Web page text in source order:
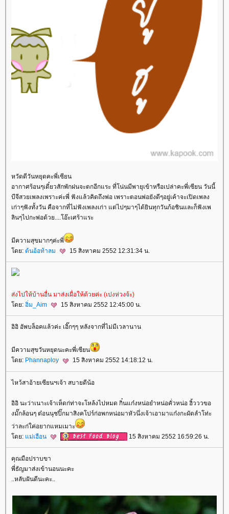
หวัดดีวันหยุดคะพี่เซียน
อากาศร้อนๆเดี๋ยวสักพักฝนจะตกอีกแระ ที่โน่นมีพายุเข้าหรือเปล่าคะพี่เซียน วันนี้
บีจีสวยเพลงเพราะค่ะพี่ ฟังแล้วคิดถึงพ่อ เพราะตอนพ่อยังดีๆอยู่เค้าจะเปิดเพลง
เก่าๆฟังทั้งวัน คือจากที่ไม่ฟังเพลงเก่า แต่ไปๆมาๆได้ยินทุกวันก้อชินและก็ฟังเพ
ลินๆไปกะพ่อด้วย....โอ๊ะเศร้าแระ
มีความสุขมากๆค่ะพี่
ดย: ต้นอ้อท้าลม 15 สิงหาคม 2552 12:31:34 น.
ส่งไปให้บ้านอื่น มาส่งเผื่อให้ด้วยค่ะ (เปงห่วงจ้ะ)
ดย: อิ่ม_Aim 15 สิงหาคม 2552 12:45:00 น.
อิอิ อัพบล็อคแล้วค่ะ เอิ๊กๆๆ หลังจากที่ไม่มีเวลานาน
มีความสุขวันหยุดนะคะพี่เซียน
ดย: Phannaploy 15 สิงหาคม 2552 14:18:12 น.
ไหว้สาอ้ายเซียนฯเจ้า สบายดีน้อ
อิอิ นะว่าเนาะเจ้าเห็ดก่ท่าจะโหล้งไปหมด กิ๋นแก๋งหน่อยำหน่อคั่วหน่อ ฮิ้วววขอ
งมั๊กล้อนๆ ต๋อนนุชปิ๊กมาสิงคโปร์ก่อพกหน่อมาหัวนึ่งเจ้าเอามาแก๋งกะผัดลำโท่ะ
ว่าละก่ใค่อยากแหมเมาะ
ดย: ม่เฮือน 15 สิงหาคม 2552 16:59:26 น.
คุณมือปราบขา
พี่ธัญมาส่งเข้านอนนะคะ
..หลับฝันดีนะคะ..